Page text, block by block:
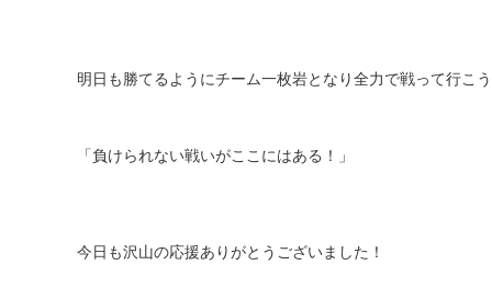
明日も勝てるようにチーム一枚岩となり全力で戦って行こ
「負けられない戦いがここにはある！」
今日も沢山の応援ありがとうございました！